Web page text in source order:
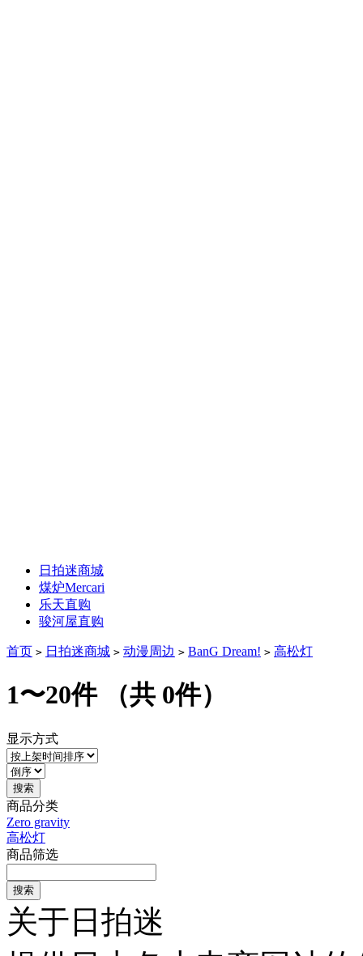
日拍迷商城
煤炉Mercari
乐天直购
骏河屋直购
首页 > 日拍迷商城 > 动漫周边 > BanG Dream! > 高松灯
1〜20件（共 0件）
显示方式
商品分类
Zero gravity
高松灯
商品筛选
搜索
关于日拍迷